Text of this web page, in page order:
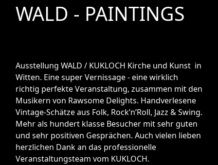
WALD - PAINTINGS
Ausstellung WALD / KUKLOCH Kirche und Kunst in
Witten. Eine super Vernissage - eine wirklich
richtig perfekte Veranstaltung, zusammen mit den
Musikern von Rawsome Delights. Handverlesene
Vintage-Schätze aus Folk, Rock’n’Roll, Jazz & Swing.
Mehr als hundert klasse Besucher mit sehr guten
und sehr positiven Gesprächen. Auch vielen lieben
herzlichen Dank an das professionelle
Veranstaltungsteam vom KUKLOCH.